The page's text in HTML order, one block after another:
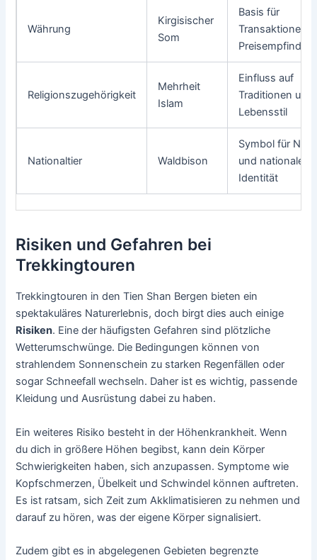
Währung
Kirgisischer
Som
Basis für
Transaktionen
Religionszugehörigkeit
Mehrheit
Islam
Einfluss auf
Traditionen und
Lebensstil
Nationaltier Waldbison
Symbol für
und nationale
Identität
Risiken und Gefahren bei
Trekkingtouren
Trekkingtouren in den Tien Shan Bergen bieten ein
spektakuläres Naturerlebnis, doch birgt dies auch einige
Risiken. Eine der häufigsten Gefahren sind plötzliche
Wetterumschwünge. Die Bedingungen können von
strahlendem Sonnenschein zu starken Regenfällen oder
sogar Schneefall wechseln. Daher ist es wichtig, passende
Kleidung und Ausrüstung dabei zu haben.
Ein weiteres Risiko besteht in der Höhenkrankheit. Wenn
du dich in größere Höhen begibst, kann dein Körper
Schwierigkeiten haben, sich anzupassen. Symptome wie
Kopfschmerzen, Übelkeit und Schwindel können auftreten.
Es ist ratsam, sich Zeit zum Akklimatisieren zu nehmen und
darauf zu hören, was der eigene Körper signalisiert.
Zudem gibt es in abgelegenen Gebieten begrenzte